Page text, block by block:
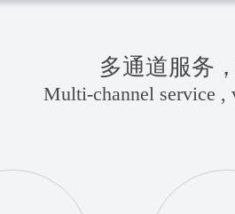
多通道服务
Multi-channel service ,